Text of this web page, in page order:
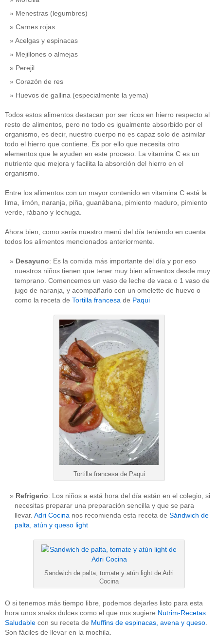
Menestras (legumbres)
Carnes rojas
Acelgas y espinacas
Mejillones o almejas
Perejil
Corazón de res
Huevos de gallina (especialmente la yema)
Todos estos alimentos destacan por ser ricos en hierro respecto al
resto de alimentos, pero no todo es igualmente absorbido por el
organismo, es decir, nuestro cuerpo no es capaz solo de asimilar
todo el hierro que contiene. Es por ello que necesita otro
elementos que le ayuden en este proceso. La vitamina C es un
nutriente que mejora y facilita la absorción del hierro en el
organismo.
Entre los alimentos con un mayor contenido en vitamina C está la
lima, limón, naranja, piña, guanábana, pimiento maduro, pimiento
verde, rábano y lechuga.
Ahora bien, como sería nuestro menú del día teniendo en cuenta
todos los alimentos mencionados anteriormente.
Desayuno: Es la comida más importante del día y por eso
nuestros niños tienen que tener muy bien alimentos desde muy
temprano. Comencemos un vaso de leche de vaca o 1 vaso de
jugo de naranja, y acompañarlo con un omelette de huevo o
como la receta de Tortilla francesa de Paqui
Tortilla francesa de Paqui
Refrigerio: Los niños a está hora del día están en el colegio, si
necesitas preparar una preparación sencilla y que se para
llevar. Adri Cocina nos recomienda esta receta de Sándwich de
palta, atún y queso light
Sandwich de palta, tomate y atún light de Adri
Cocina
O si tenemos más tiempo libre, podemos dejarles listo para esta
hora unos snaks dulces como el que nos sugiere Nutrim-Recetas
Saludable con su receta de Muffins de espinacas, avena y queso.
Son fáciles de llevar en la mochila.